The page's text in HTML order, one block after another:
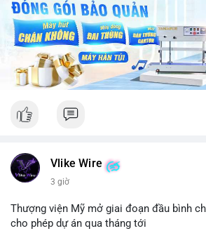
Vlike Wire
3 giờ
Thượng viện Mỹ mở giai đoạn đầu bình
cho phép dự án qua tháng tới